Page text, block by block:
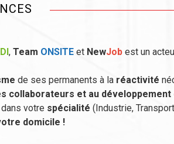
, Team ONSITE et NewJob est un
de ses permanents à la réactivité
collaborateurs et au
votre spécialité (Industrie,
domicile !